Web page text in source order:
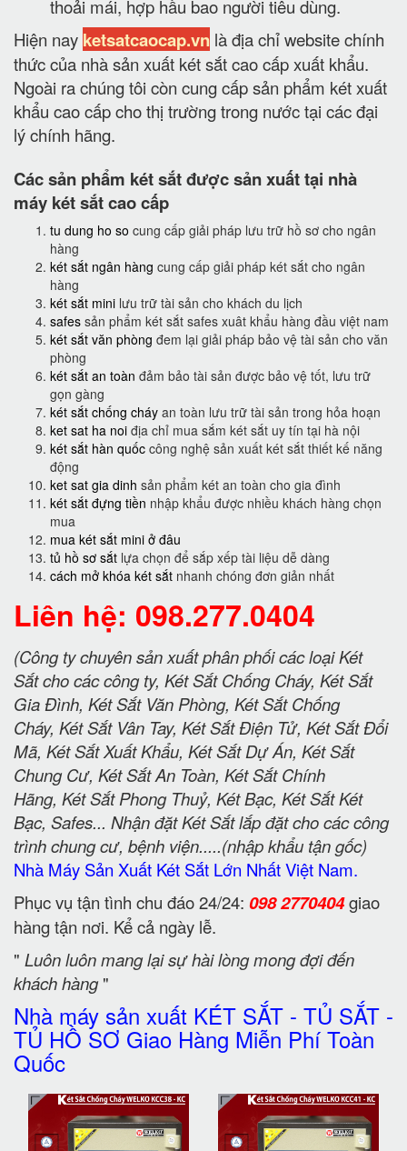
thoải mái, hợp hầu bao người tiêu dùng.
Hiện nay ketsatcaocap.vn là địa chỉ website chính
thức của nhà sản xuất két sắt cao cấp xuất khẩu.
Ngoài ra chúng tôi còn cung cấp sản phẩm két xuất
khẩu cao cấp cho thị trường trong nước tại các đại
lý chính hãng.
Các sản phẩm két sắt được sản xuất tại nhà
máy két sắt cao cấp
tu dung ho so cung cấp giải pháp lưu trữ hồ sơ cho ngân
hàng
két sắt ngân hàng cung cấp giải pháp két sắt cho ngân
hàng
két sắt mini lưu trữ tài sản cho khách du lịch
safes sản phẩm két sắt safes xuât khẩu hàng đầu việt nam
két sắt văn phòng đem lại giải pháp bảo vệ tài sản cho văn
phòng
két sắt an toàn đảm bảo tài sản được bảo vệ tốt, lưu trữ
gọn gàng
két sắt chống cháy an toàn lưu trữ tài sản trong hỏa hoạn
ket sat ha noi địa chỉ mua sắm két sắt uy tín tại hà nội
két sắt hàn quốc công nghệ sản xuất két sắt thiết kế năng
động
ket sat gia dinh sản phẩm két an toàn cho gia đình
két sắt đựng tiền nhập khẩu được nhiều khách hàng chọn
mua
mua két sắt mini ở đâu
tủ hồ sơ sắt lựa chọn để sắp xếp tài liệu dễ dàng
cách mở khóa két sắt nhanh chóng đơn giản nhất
Liên hệ: 098.277.0404
(Công ty chuyên sản xuất phân phối các loại Két
Sắt cho các công ty, Két Sắt Chống Cháy, Két Sắt
Gia Đình, Két Sắt Văn Phòng, Két Sắt Chống
Cháy, Két Sắt Vân Tay, Két Sắt Điện Tử, Két Sắt Đổi
Mã, Két Sắt Xuất Khẩu, Két Sắt Dự Án, Két Sắt
Chung Cư, Két Sắt An Toàn, Két Sắt Chính
Hãng, Két Sắt Phong Thuỷ, Két Bạc, Két Sắt Két
Bạc, Safes... Nhận đặt Két Sắt lắp đặt cho các công
trình chung cư, bệnh viện.....(nhập khẩu tận gốc)
Nhà Máy Sản Xuất Két Sắt Lớn Nhất Việt Nam.
Phục vụ tận tình chu đáo 24/24: 098 2770404giao
hàng tận nơi. Kể cả ngày lễ.
" Luôn luôn mang lại sự hài lòng mong đợi đến
khách hàng"
Nhà máy sản xuất KÉT SẮT - TỦ SẮT -
TỦ HỒ SƠ Giao Hàng Miễn Phí Toàn
Quốc